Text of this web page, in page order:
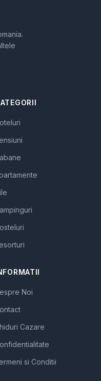
Noi
Cazare
si Conditii